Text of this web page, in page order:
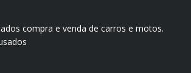
compra e venda de carros e motos.